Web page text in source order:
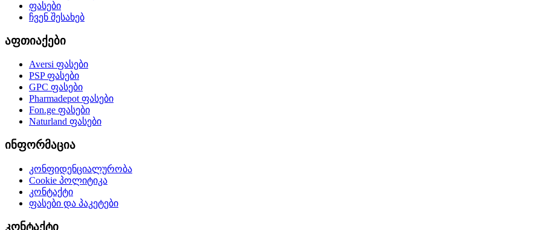
ფასები
ჩვენ შესახებ
აფთიაქები
Aversi ფასები
PSPფასები
GPC ფასები
Pharmadepotფასები
Fon.ge ფასები
Naturland ფასები
ინფორმაცია
კონფიდენციალურობა
Cookie პოლიტიკა
კონტაქტი
ფასები და პაკეტები
კონტაქტი